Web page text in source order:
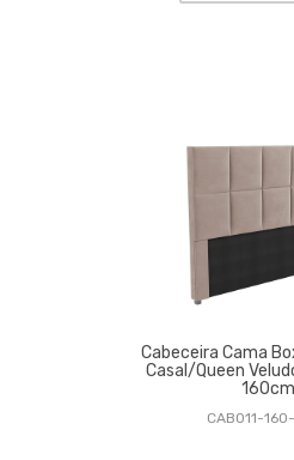
Cabeceira Cama
Casal/Queen
160cm
CAB011-